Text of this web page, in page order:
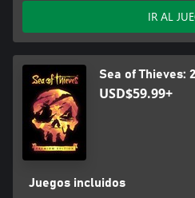
IR AL
Sea of Thieves:
USD$59.99+
Juegos incluidos